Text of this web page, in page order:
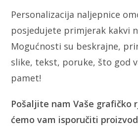
Personalizacija naljepnice
posjedujete primjerak kakvi
Mogućnosti su beskrajne,
slike, tekst, poruke, što god
pamet!
Pošaljite nam Vaše grafičko
ćemo vam isporučiti